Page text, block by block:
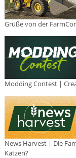
Grüße von der
Modding Contest |
News Harvest | Die
Katzen?